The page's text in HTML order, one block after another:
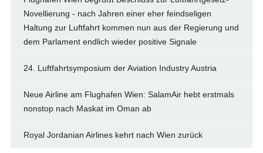
Novellierung - nach Jahren einer eher feindseligen
Haltung zur Luftfahrt kommen nun aus der Regierung und
dem Parlament endlich wieder positive Signale
24. Luftfahrtsymposium der Aviation Industry Austria
Neue Airline am Flughafen Wien: SalamAir hebt erstmals
nonstop nach Maskat im Oman ab
Royal Jordanian Airlines kehrt nach Wien zurück